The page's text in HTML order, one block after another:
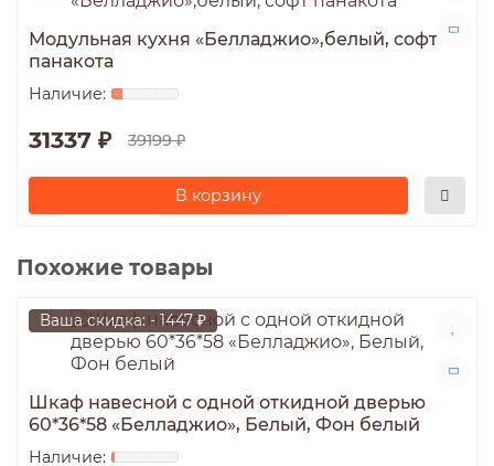
Модульная кухня «Белладжио»,белый, софт
панакота
31337 ₽ 39199 ₽
В корзину
Похожие товары
Ваша скидка: - 1447 ₽
Шкаф навесной c одной откидной дверью
60*36*58 «Белладжио», Белый, Фон белый